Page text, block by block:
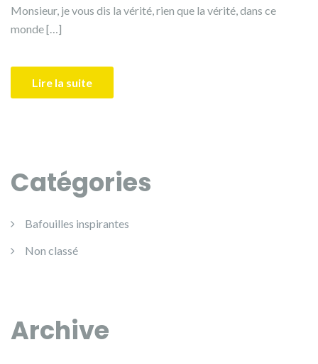
Monsieur, je vous dis la vérité, rien que la vérité, dans ce
monde […]
Lire la suite
Catégories
Bafouilles inspirantes
Non classé
Archive